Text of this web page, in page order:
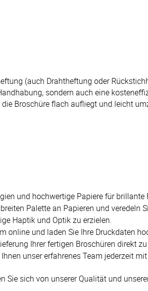
(auch Drahtheftung oder
sondern auch eine
Broschüre flach aufliegt und leicht
und hochwertige Papiere für
Palette an Papieren und veredeln
Haptik und Optik zu erzielen.
online und laden Sie Ihre Druckdaten
Ihrer fertigen Broschüren direkt
unser erfahrenes Team jederzeit
Sie sich von unserer Qualität und